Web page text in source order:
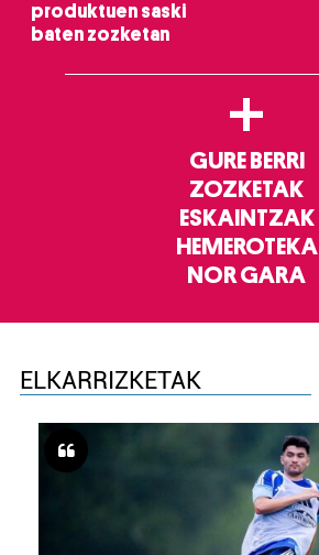
produktuen saski
baten zozketan
+
GURE BERRI
ZOZKETAK
ESKAINTZAK
HEMEROTEKA
NOR GARA
ELKARRIZKETAK